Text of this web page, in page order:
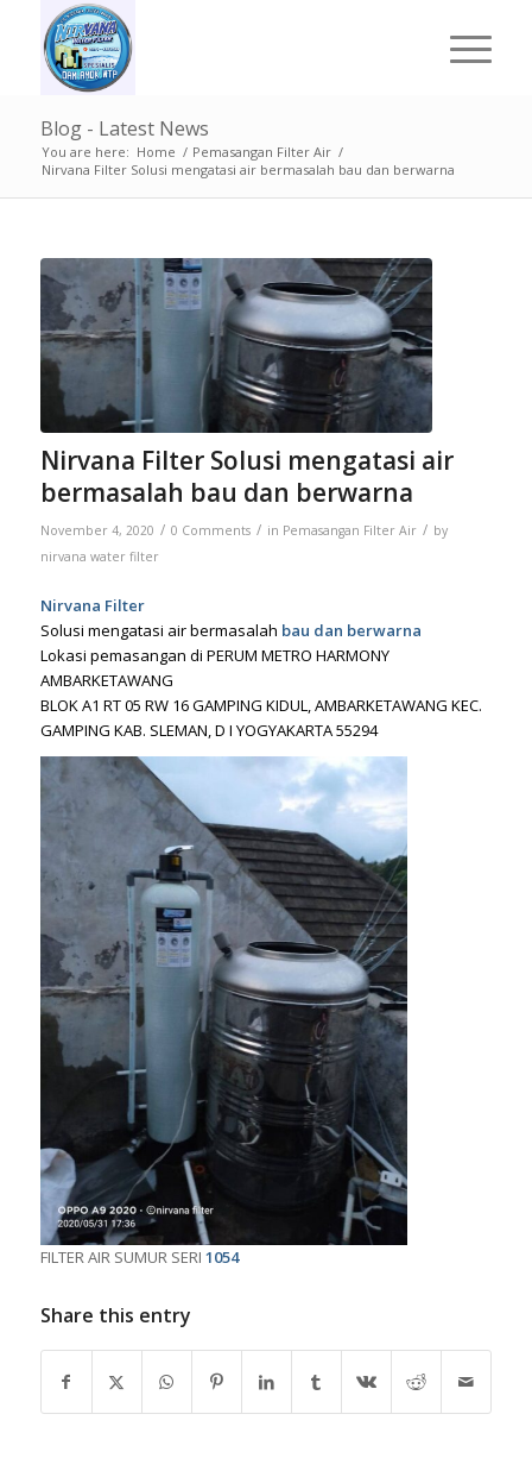
Blog - Latest News
You are here: Home / Pemasangan Filter Air /
Nirvana Filter Solusi mengatasi air bermasalah bau dan berwarna
Nirvana Filter Solusi mengatasi air
bermasalah bau dan berwarna
November 4, 2020 / 0 Comments / in Pemasangan Filter Air / by
nirvana water filter
Nirvana Filter
Solusi mengatasi air bermasalah bau dan berwarna
Lokasi pemasangan di PERUM METRO HARMONY
AMBARKETAWANG
BLOK A1 RT 05 RW 16 GAMPING KIDUL, AMBARKETAWANG KEC.
GAMPING KAB. SLEMAN, D I YOGYAKARTA 55294
FILTER AIR SUMUR SERI 1054
Share this entry